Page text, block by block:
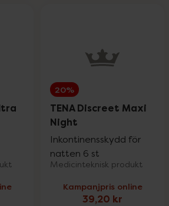
20%
TENA Discreet Maxi
Night
Inkontinensskydd för
natten 6 st
Medicinteknisk produkt
Kampanjpris online
39,20 kr